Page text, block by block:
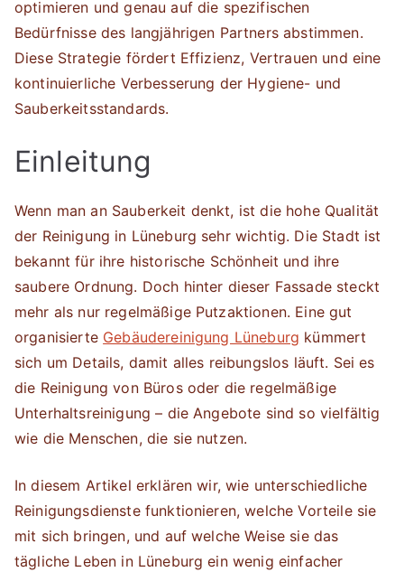
optimieren und genau auf die spezifischen
Bedürfnisse des langjährigen Partners abstimmen.
Diese Strategie fördert Effizienz, Vertrauen und eine
kontinuierliche Verbesserung der Hygiene- und
Sauberkeitsstandards.
Einleitung
Wenn man an Sauberkeit denkt, ist die hohe Qualität
der Reinigung in Lüneburg sehr wichtig. Die Stadt ist
bekannt für ihre historische Schönheit und ihre
saubere Ordnung. Doch hinter dieser Fassade steckt
mehr als nur regelmäßige Putzaktionen. Eine gut
organisierte Gebäudereinigung Lüneburg kümmert
sich um Details, damit alles reibungslos läuft. Sei es
die Reinigung von Büros oder die regelmäßige
Unterhaltsreinigung – die Angebote sind so vielfältig
wie die Menschen, die sie nutzen.
In diesem Artikel erklären wir, wie unterschiedliche
Reinigungsdienste funktionieren, welche Vorteile sie
mit sich bringen, und auf welche Weise sie das
tägliche Leben in Lüneburg ein wenig einfacher